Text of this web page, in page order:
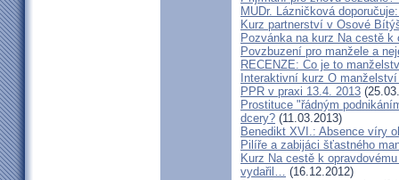
MUDr. Lázničková
Kurz partnerství v Osové
Pozvánka na kurz Na cestě k
Povzbuzení pro manžele a
RECENZE: Co je to
Interaktivní kurz O
PPR v praxi 13.4. 2013
Prostituce "řádným
dcery? (11.03.2013)
Benedikt XVI.: Absence víry
Pilíře a zabijáci šťastného
Kurz Na cestě k
vydařil… (16.12.2012)